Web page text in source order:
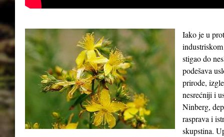
Iako je u
stigao do
podešava
prirode,
nesrećniji i
Ninberg,
rasprava i
skupstina.